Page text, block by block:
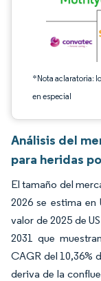
*Nota aclaratoria:
en especial
Análisis del
para heridas
El tamaño del
2026 se estima en
valor de 2025 de
2031 que
CAGR del 10,36%
deriva de la